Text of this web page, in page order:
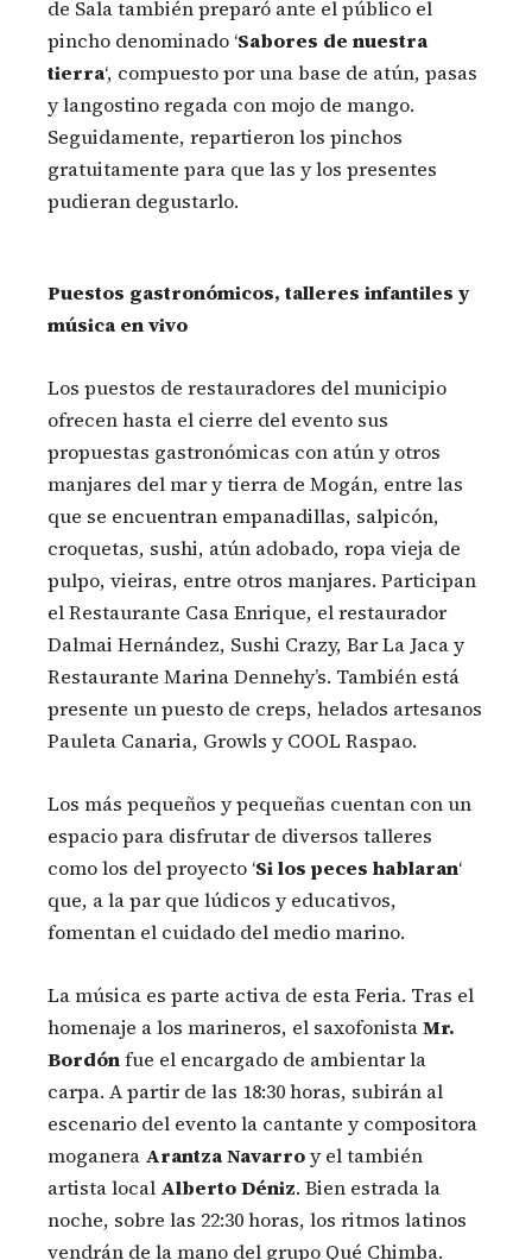
de Sala también preparó ante el público el
pincho denominado ‘Sabores de nuestra
tierra‘, compuesto por una base de atún, pasas
y langostino regada con mojo de mango.
Seguidamente, repartieron los pinchos
gratuitamente para que las y los presentes
pudieran degustarlo.
Puestos gastronómicos, talleres infantiles y
música en vivo
Los puestos de restauradores del municipio
ofrecen hasta el cierre del evento sus
propuestas gastronómicas con atún y otros
manjares del mar y tierra de Mogán, entre las
que se encuentran empanadillas, salpicón,
croquetas, sushi, atún adobado, ropa vieja de
pulpo, vieiras, entre otros manjares. Participan
el Restaurante Casa Enrique, el restaurador
Dalmai Hernández, Sushi Crazy, Bar La Jaca y
Restaurante Marina Dennehy’s. También está
presente un puesto de creps, helados artesanos
Pauleta Canaria, Growls y COOL Raspao.
Los más pequeños y pequeñas cuentan con un
espacio para disfrutar de diversos talleres
como los del proyecto ‘Si los peces hablaran‘
que, a la par que lúdicos y educativos,
fomentan el cuidado del medio marino.
La música es parte activa de esta Feria. Tras el
homenaje a los marineros, el saxofonistaMr.
Bordónfue el encargado de ambientar la
carpa. A partir de las 18:30 horas, subirán al
escenario del evento la cantante y compositora
moganera Arantza Navarroy el también
artista local Alberto Déniz. Bien estrada la
noche, sobre las 22:30 horas, los ritmos latinos
vendrán de la mano del grupo Qué Chimba.